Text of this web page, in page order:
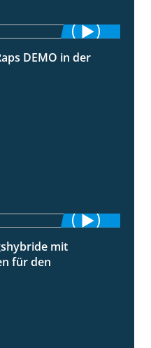
2:37
DEMO in der
mit
für den